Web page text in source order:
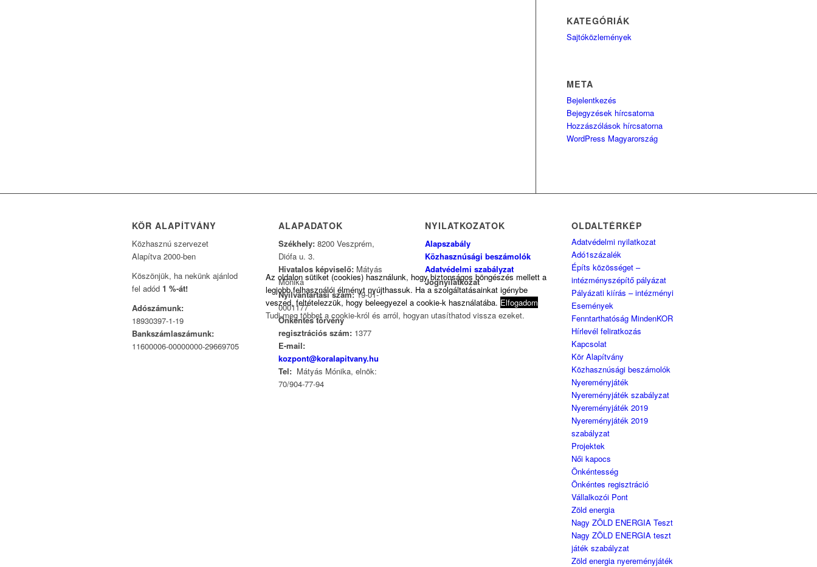
KATEGÓRIÁK
Sajtóközlemények
META
Bejelentkezés
Bejegyzések hírcsatorna
Hozzászólások hírcsatorna
WordPress Magyarország
KÖR ALAPÍTVÁNY
Közhasznú szervezet
Alapítva 2000-ben
Köszönjük, ha nekünk ajánlod
fel adód 1 %-át!
Adószámunk:
18930397-1-19
Bankszámlaszámunk:
11600006-00000000-29669705
ALAPADATOK
Székhely: 8200 Veszprém,
Diófa u. 3.
Hivatalos képviselő: Mátyás
Mónika
Nyilvántartási szám:19-01-
0001177
Önkéntes törvény
regisztrációs szám: 1377
E-mail:
kozpont@koralapitvany.hu
Tel: Mátyás Mónika, elnök:
70/904-77-94
NYILATKOZATOK
Alapszabály
Közhasznúsági beszámolók
Adatvédelmi szabályzat
Jognyilatkozat
OLDALTÉRKÉP
Adatvédelmi nyilatkozat
Adó1százalék
Építs közösséget –
intézményszépítő pályázat
Pályázati kiírás – intézményi
Események
Fenntarthatóság MindenKOR
Hírlevél feliratkozás
Kapcsolat
Kör Alapítvány
Közhasznúsági beszámolók
Nyereményjáték
Nyereményjáték szabályzat
Nyereményjáték 2019
Nyereményjáték 2019
szabályzat
Projektek
Női kapocs
Önkéntesség
Önkéntes regisztráció
Vállalkozói Pont
Zöld energia
Nagy ZÖLD ENERGIA Teszt
Nagy ZÖLD ENERGIA teszt
játék szabályzat
Zöld energia nyereményjáték
Az oldalon sütiket (cookies) használunk, hogy biztonságos böngészés mellett a
legjobb felhasználói élményt nyújthassuk. Ha a szolgáltatásainkat igénybe
veszed, feltételezzük, hogy beleegyezel a cookie-k használatába. Elfogadom
Tudj meg többet a cookie-król és arról, hogyan utasíthatod vissza ezeket.